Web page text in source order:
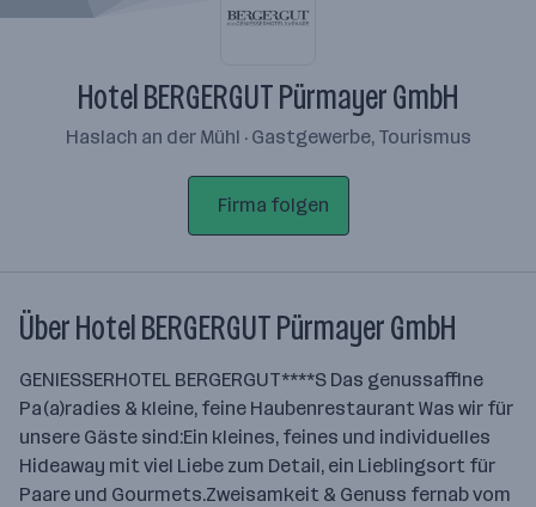
Hotel BERGERGUT Pürmayer GmbH
Haslach an der Mühl · Gastgewerbe, Tourismus
Firma folgen
Über Hotel BERGERGUT Pürmayer GmbH
GENIESSERHOTEL BERGERGUT****S Das genussaffine
Pa(a)radies & kleine, feine Haubenrestaurant Was wir für
unsere Gäste sind:Ein kleines, feines und individuelles
Hideaway mit viel Liebe zum Detail, ein Lieblingsort für
Paare und Gourmets.Zweisamkeit & Genuss fernab vom